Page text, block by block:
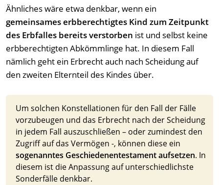
Ähnliches wäre etwa denkbar, wenn ein
gemeinsames erbberechtigtes Kind zum Zeitpunkt
des Erbfalles bereits verstorben ist und selbst keine
erbberechtigten Abkömmlinge hat. In diesem Fall
nämlich geht ein Erbrecht auch nach Scheidung auf
den zweiten Elternteil des Kindes über.
Um solchen Konstellationen für den Fall der Fälle
vorzubeugen und das Erbrecht nach der Scheidung
in jedem Fall auszuschließen – oder zumindest den
Zugriff auf das Vermögen -, können diese ein
sogenanntes Geschiedenentestament aufsetzen. In
diesem ist die Anpassung auf unterschiedlichste
Sonderfälle denkbar.